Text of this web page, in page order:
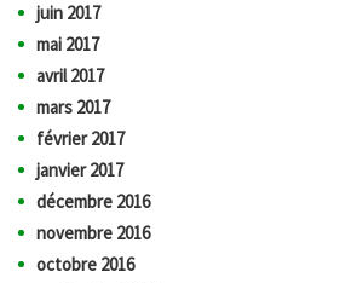
juin 2017
mai 2017
avril 2017
mars 2017
février 2017
janvier 2017
décembre 2016
novembre 2016
octobre 2016